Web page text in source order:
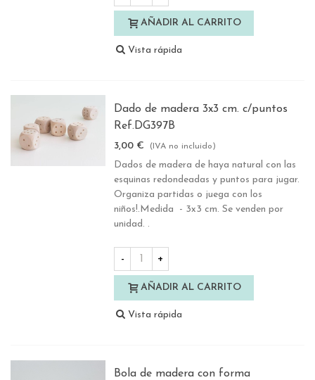
AÑADIR AL CARRITO
Vista rápida
Dado de madera 3x3 cm. c/puntos
Ref.DG397B
3,00 € (IVA no incluido)
Dados de madera de haya natural con las
esquinas redondeadas y puntos para jugar.
Organiza partidas o juega con los
niños!.Medida - 3x3 cm. Se venden por
unidad. .
- +
AÑADIR AL CARRITO
Vista rápida
Bola de madera con forma